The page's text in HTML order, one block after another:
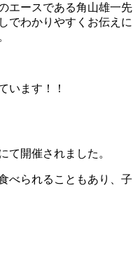
エースである角山雄一先
でわかりやすくお伝えに
います！！
て開催されました。
べられることもあり、子